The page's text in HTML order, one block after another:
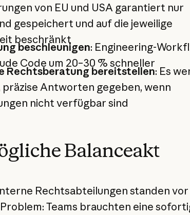
von EU und USA garantiert nur
gespeichert und auf die jeweilige
beschränkt
beschleunigen: Engineering-
Code um 20–30 % schneller
Rechtsberatung bereitstellen: Es
Antworten gegeben, wenn
nicht verfügbar sind
Balanceakt
Rechtsabteilungen standen vor
Teams brauchten eine